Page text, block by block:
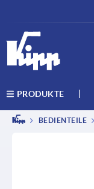
PRODUKTE
BEDIENTEILE